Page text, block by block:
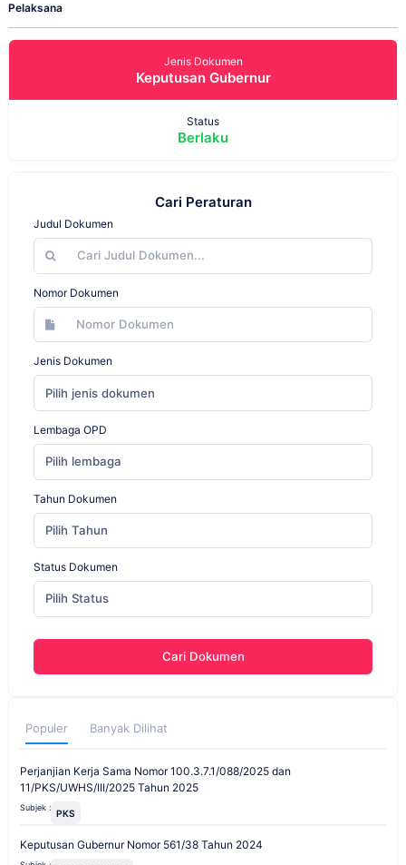
Pelaksana
Jenis Dokumen
Keputusan Gubernur
Status
Berlaku
Cari Peraturan
Judul Dokumen
Nomor Dokumen
Jenis Dokumen
Pilih jenis dokumen
Lembaga OPD
Pilih lembaga
Tahun Dokumen
Pilih Tahun
Status Dokumen
Pilih Status
Cari Dokumen
Populer Banyak Dilihat
Perjanjian Kerja Sama Nomor 100.3.7.1/088/2025 dan
11/PKS/UWHS/III/2025 Tahun 2025
Subjek : PKS
Keputusan Gubernur Nomor 561/38 Tahun 2024